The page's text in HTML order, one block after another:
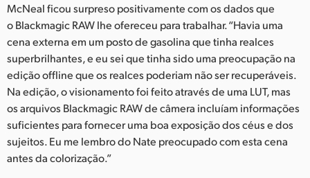
McNeal ficou surpreso positivamente com os dados que
o Blackmagic RAW lhe ofereceu para trabalhar. “Havia uma
cena externa em um posto de gasolina que tinha realces
superbrilhantes, e eu sei que tinha sido uma preocupação na
edição offline que os realces poderiam não ser recuperáveis.
Na edição, o visionamento foi feito através de uma LUT, mas
os arquivos Blackmagic RAW de câmera incluíam informações
suficientes para fornecer uma boa exposição dos céus e dos
sujeitos. Eu me lembro do Nate preocupado com esta cena
antes da colorização.”